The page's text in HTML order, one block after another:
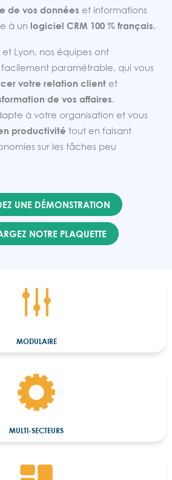
de vos données et informations
à un logiciel CRM 100 % français.
et Lyon, nos équipes ont
paramétrable, qui vous
votre relation client et
de vos affaires.
à votre organisation et vous
productivité tout en faisant
sur les tâches peu
UNE DÉMONSTRATION
NOTRE PLAQUETTE
MODULAIRE
MULTI-SECTEURS